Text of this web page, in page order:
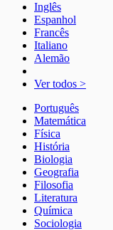
Inglês
Espanhol
Francês
Italiano
Alemão
Ver todos >
Português
Matemática
Física
História
Biologia
Geografia
Filosofia
Literatura
Química
Sociologia